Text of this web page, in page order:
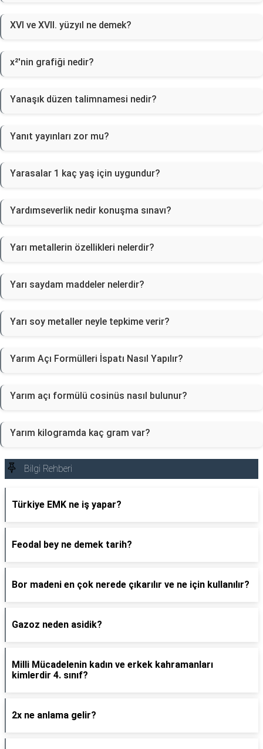
XVI ve XVII. yüzyıl ne demek?
x²'nin grafiği nedir?
Yanaşık düzen talimnamesi nedir?
Yanıt yayınları zor mu?
Yarasalar 1 kaç yaş için uygundur?
Yardımseverlik nedir konuşma sınavı?
Yarı metallerin özellikleri nelerdir?
Yarı saydam maddeler nelerdir?
Yarı soy metaller neyle tepkime verir?
Yarım Açı Formülleri İspatı Nasıl Yapılır?
Yarım açı formülü cosinüs nasıl bulunur?
Yarım kilogramda kaç gram var?
Bilgi Rehberi
Türkiye EMK ne iş yapar?
Feodal bey ne demek tarih?
Bor madeni en çok nerede çıkarılır ve ne için kullanılır?
Gazoz neden asidik?
Milli Mücadelenin kadın ve erkek kahramanları
kimlerdir 4. sınıf?
2x ne anlama gelir?